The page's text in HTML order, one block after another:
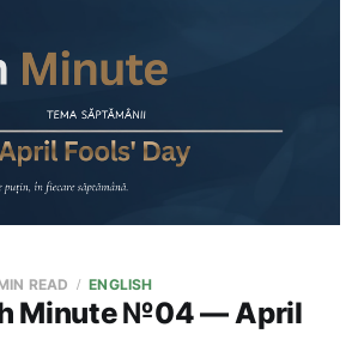
Minute №04 — April
READ ENGLISH